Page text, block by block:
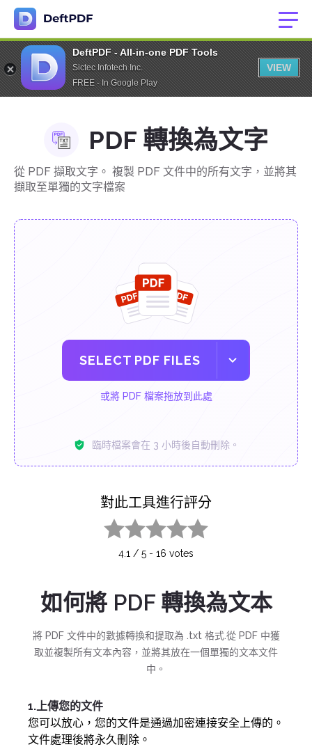
DeftPDF - All-in-one PDF Tools
Sictec Infotech Inc.
FREE - In Google Play
VIEW
PDF 轉換為文字
從 PDF 擷取文字。 複製 PDF 文件中的所有文字，並將其
擷取至單獨的文字檔案
SELECT PDF FILES
或將 PDF 檔案拖放到此處
臨時檔案會在 3 小時後自動刪除。
對此工具進行評分
4.1 / 5 - 16 votes
如何將 PDF 轉換為文本
將 PDF 文件中的數據轉換和提取為 .txt 格式.從 PDF 中獲
取並複製所有文本內容，並將其放在一個單獨的文本文件
中。
1.上傳您的文件
您可以放心，您的文件是通過加密連接安全上傳的。
文件處理後將永久刪除。